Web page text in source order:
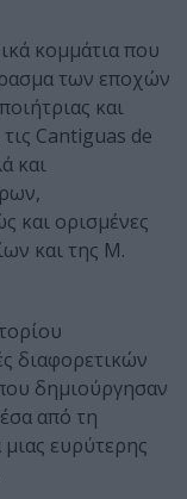
κομμάτια που
των εποχών
και
Cantiguas de
και
και ορισμένες
και της Μ.
διαφορετικών
δημιούργησαν
από τη
ευρύτερης